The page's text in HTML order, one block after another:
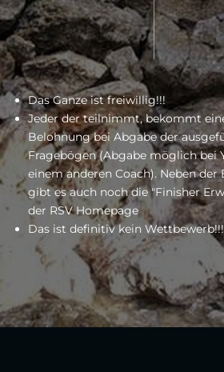
Das Ganze ist freiwillig!!!
Jeder der teilnimmt, bekommt
Belohnung bei Abgabe der
Fragebögen (Abgabe möglich bei
einem anderen Coach). Neben der
gibt es auch noch die "Finisher
der RSV Homepage
Das ist definitiv kein Wettbewerb!!!